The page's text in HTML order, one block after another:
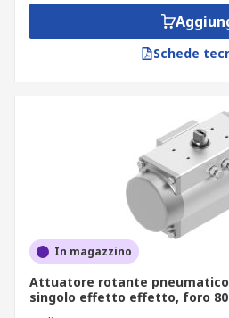
Schede
In magazzino
Attuatore rotante pneumatico
singolo effetto effetto, foro